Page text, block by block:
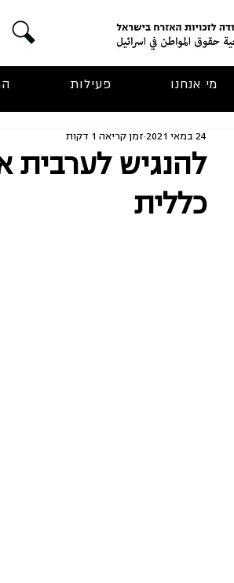
מי אנחנו פעילות
להנגיש לערבית
כללית
24 במאי 2021 זמן קריאה 1 דקות